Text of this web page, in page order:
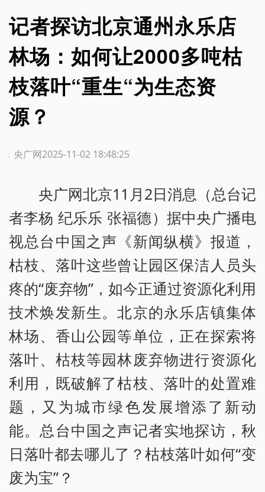
记者探访北京通州永乐店
林场：如何让2000多吨枯
枝落叶“重生“为生态资
源？
2025-11-02 18:48:25
：央广网
央广网北京11月2日消息（总台记
者李杨 纪乐乐 张福德）据中央广播电
视总台中国之声《新闻纵横》报道，
枯枝、落叶这些曾让园区保洁人员头
疼的“废弃物”，如今正通过资源化利用
技术焕发新生。北京的永乐店镇集体
林场、香山公园等单位，正在探索将
落叶、枯枝等园林废弃物进行资源化
利用，既破解了枯枝、落叶的处置难
题，又为城市绿色发展增添了新动
能。总台中国之声记者实地探访，秋
日落叶都去哪儿了？枯枝落叶如何“变
废为宝”？